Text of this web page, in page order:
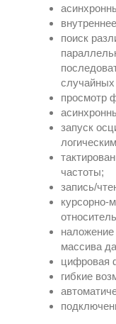
поиск
просмотр
запуск
частоты;
запись/
курсорно-
массива
цифровая
гибкие